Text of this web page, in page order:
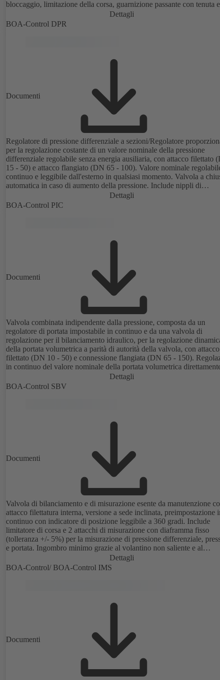
bloccaggio, limitazione della corsa, guarnizione passante con tenuta e
controtenuta morbide, esente da manutenzione, (omologazione
PN 10).
Dettagli
BOA-Control DPR
Documenti
Regolatore di pressione differenziale a sezioni/Regolatore
per la regolazione costante di un valore nominale della pressione
differenziale regolabile senza energia ausiliaria, con attacco filettato
15 - 50) e attacco flangiato (DN 65 - 100). Valore nominale
continuo e leggibile dall'esterno in qualsiasi momento. Valvola a
automatica in caso di aumento della pressione. Include nippli di
misurazione rapida per la misurazione della perdita di pressione.
Disponibile in diversi intervalli di controllo della pressione (LP/HP)
Dettagli
BOA-Control PIC
Documenti
Valvola combinata indipendente dalla pressione, composta da un
regolatore di portata impostabile in continuo e da una valvola di
regolazione per il bilanciamento idraulico, per la regolazione
della portata volumetrica a parità di autorità della valvola, con attacco
filettato (DN 10 - 50) e connessione flangiata (DN 65 - 150).
in continuo del valore nominale della portata volumetrica
valvola grazie alla scala digitale, con funzione di blocco meccanico.
nippli di misurazione per il controllo della pressione e della pressione
possibilità aggiuntiva di montaggio di un attuatore (M 30 x 1,5) per la
Dettagli
BOA-Control SBV
Documenti
Valvola di bilanciamento e di misurazione esente da manutenzione
attacco filettatura interna, versione a sede inclinata, preimpostazione
continuo con indicatore di posizione leggibile a 360 gradi. Include
limitatore di corsa e 2 attacchi di misurazione con diaframma fisso
(tolleranza +/- 5%) per la misurazione di pressione differenziale,
e portata. Ingombro minimo grazie al volantino non saliente e al
posizionamento di tutte le parti funzionali sul lato volantino.
Dettagli
BOA-Control/ BOA‑Control IMS
Documenti